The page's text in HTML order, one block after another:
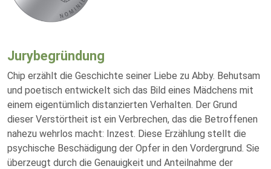
Jurybegründung
Chip erzählt die Geschichte seiner Liebe zu Abby. Behutsam
und poetisch entwickelt sich das Bild eines Mädchens mit
einem eigentümlich distanzierten Verhalten. Der Grund
dieser Verstörtheit ist ein Verbrechen, das die Betroffenen
nahezu wehrlos macht: Inzest. Diese Erzählung stellt die
psychische Beschädigung der Opfer in den Vordergrund. Sie
überzeugt durch die Genauigkeit und Anteilnahme der